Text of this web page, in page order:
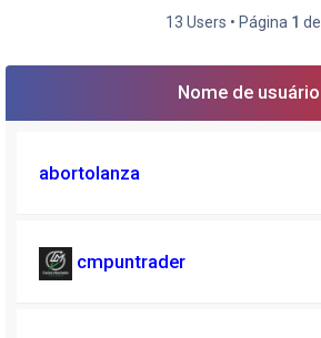
13 Users • Página 1 de
Nome de usuário
abortolanza
cmpuntrader